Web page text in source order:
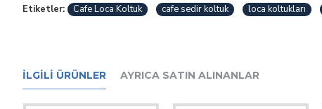
Etiketler: Cafe Loca Koltuk cafe sedir koltuk loca koltukları
İLGILI ÜRÜNLER AYRICA SATIN ALINANLAR